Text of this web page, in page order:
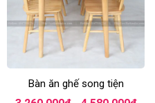
Bàn ăn ghế song tiện